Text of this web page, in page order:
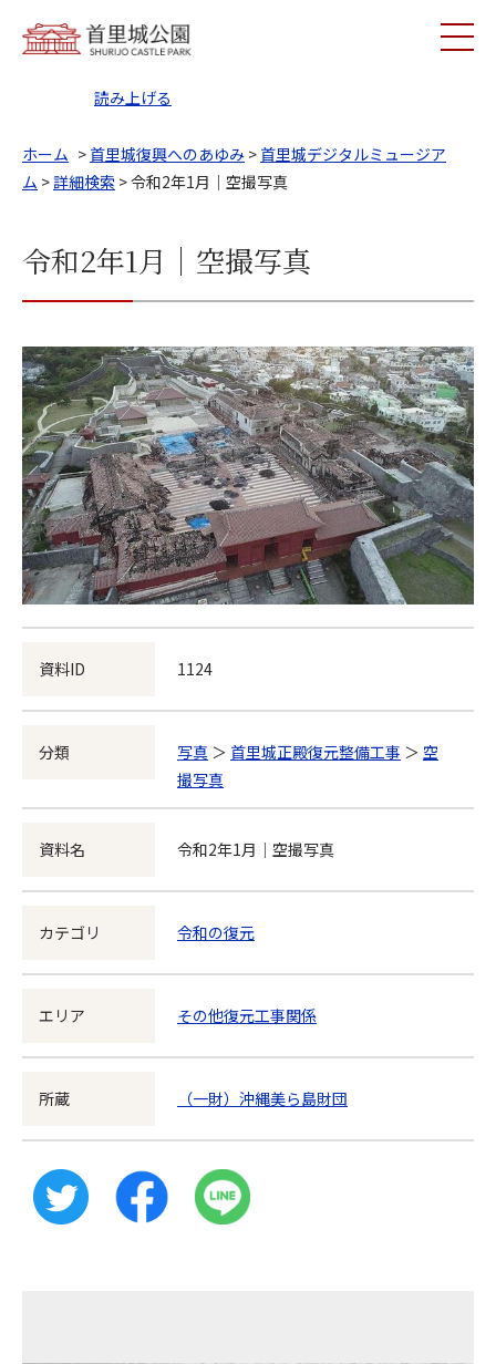
読み上げる
ホーム > 首里城復興へのあゆみ > 首里城デジタルミュージア
ム >詳細検索 > 令和2年1月｜空撮写真
令和2年1月｜空撮写真
資料ID 1124
分類 写真 ＞ 首里城正殿復元整備工事 ＞ 空
撮写真
資料名 令和2年1月｜空撮写真
カテゴリ 令和の復元
エリア その他復元工事関係
所蔵 （一財）沖縄美ら島財団